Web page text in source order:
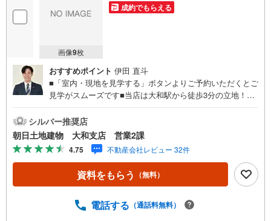
画像9枚
成約でもらえる
おすすめポイント 伊田 直斗
■「室内・現地を見学する」ボタンよりご予約いただくとご
見学がスムーズです■当店は大和駅から徒歩3分の立地！青
ったキッズコーナーやおむつ替えができる授乳室も完備お
子様連れでも安心です。提携駐車場もございます■ご来場の
際は、事前にご予約をお願いします■「室内・現地を見学す
る」ボタンよりご予約頂くとスムーズ！■現地ご案内■お客
様の貴重なお時間の中でご希望の情報をご案内します。お
およその所要時間や内容は下記をご参考ください〇ご希望
現地/物件見学（30分～）〇周辺環境のご紹介（30分～）■
シルバー推奨店
朝日土地建物 大和支店 営業2課
4.75 不動産会社レビュー 32件
資料をもらう （無料）
電話する （通話料無料）